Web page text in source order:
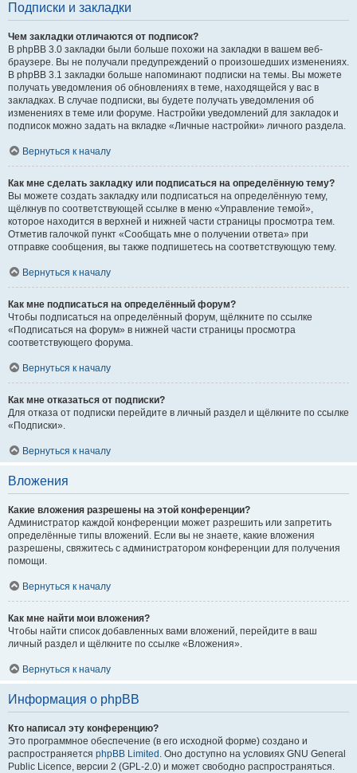
Подписки и закладки
Чем закладки отличаются от подписок?
В phpBB 3.0 закладки были больше похожи на закладки в вашем веб-
браузере. Вы не получали предупреждений о произошедших изменениях.
В phpBB 3.1 закладки больше напоминают подписки на темы. Вы можете
получать уведомления об обновлениях в теме, находящейся у вас в
закладках. В случае подписки, вы будете получать уведомления об
изменениях в теме или форуме. Настройки уведомлений для закладок и
подписок можно задать на вкладке «Личные настройки» личного раздела.
Вернуться к началу
Как мне сделать закладку или подписаться на определённую тему?
Вы можете создать закладку или подписаться на определённую тему,
щёлкнув по соответствующей ссылке в меню «Управление темой»,
которое находится в верхней и нижней части страницы просмотра тем.
Отметив галочкой пункт «Сообщать мне о получении ответа» при
отправке сообщения, вы также подпишетесь на соответствующую тему.
Вернуться к началу
Как мне подписаться на определённый форум?
Чтобы подписаться на определённый форум, щёлкните по ссылке
«Подписаться на форум» в нижней части страницы просмотра
соответствующего форума.
Вернуться к началу
Как мне отказаться от подписки?
Для отказа от подписки перейдите в личный раздел и щёлкните по ссылке
«Подписки».
Вернуться к началу
Вложения
Какие вложения разрешены на этой конференции?
Администратор каждой конференции может разрешить или запретить
определённые типы вложений. Если вы не знаете, какие вложения
разрешены, свяжитесь с администратором конференции для получения
помощи.
Вернуться к началу
Как мне найти мои вложения?
Чтобы найти список добавленных вами вложений, перейдите в ваш
личный раздел и щёлкните по ссылке «Вложения».
Вернуться к началу
Информация о phpBB
Кто написал эту конференцию?
Это программное обеспечение (в его исходной форме) создано и
распространяется phpBB Limited . Оно доступно на условиях GNU General
Public Licence, версии 2 (GPL-2.0) и может свободно распространяться.